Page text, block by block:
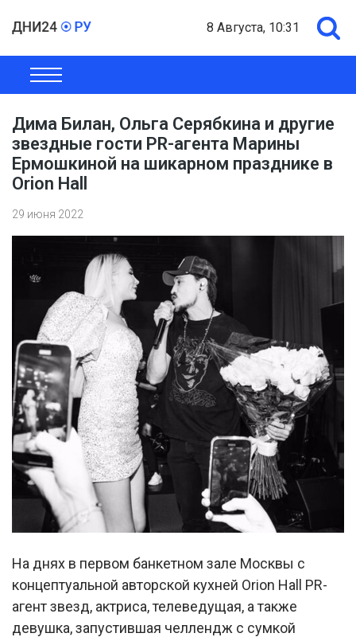
8 Августа, 10:31
ОБЩЕСТВО
Дима Билан, Ольга Серябкина и другие
звездные гости PR-агента Марины
Ермошкиной на шикарном празднике в
Orion Hall
29 июня 2022
На днях в первом банкетном зале Москвы с
концептуальной авторской кухней Orion Hall PR-
агент звезд, актриса, телеведущая, а также
девушка, запустившая челлендж с сумкой